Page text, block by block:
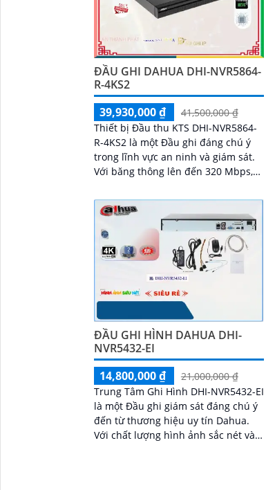
ĐẦU GHI DAHUA DHI-NVR5864-
R-4KS2
39,930,000 ₫
41,500,000 ₫
Thiết bị Đầu thu KTS DHI-NVR5864-
R-4KS2 là một Đầu ghi đáng chú ý
trong lĩnh vực an ninh và giám sát.
Với băng thông lên đến 320 Mbps,
một cách rõ ràng và chi tiết hơn bao
giờ hết
ĐẦU GHI HÌNH DAHUA DHI-
NVR5432-EI
14,800,000 ₫
21,000,000 ₫
Trung Tâm Ghi Hình DHI-NVR5432-EI
là một Đầu ghi giám sát đáng chú ý
đến từ thương hiệu uy tín Dahua.
Với chất lượng hình ảnh sắc nét và